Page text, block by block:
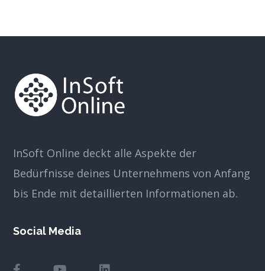
InSoft Online deckt alle Aspekte der
Bedürfnisse deines Unternehmens von Anfang
bis Ende mit detaillierten Informationen ab.
Social Media